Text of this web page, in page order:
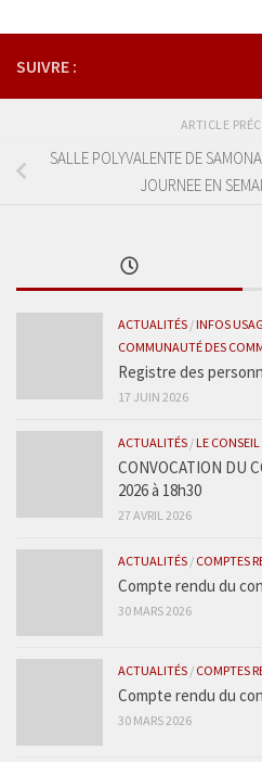
SUIVRE :
ARTICLE
SALLE POLYVALENTE DE
JOURNEE EN
ACTUALITÉS /INFOS
COMMUNAUTÉ DES
Registre des
17 JUIN 2026
ACTUALITÉS /LE CONSEIL
CONVOCATION DU
2026 à 18h30
27 AVRIL 2026
ACTUALITÉS / COMPTES
Compte rendu du
30 MARS 2026
ACTUALITÉS / COMPTES
Compte rendu du
30 MARS 2026